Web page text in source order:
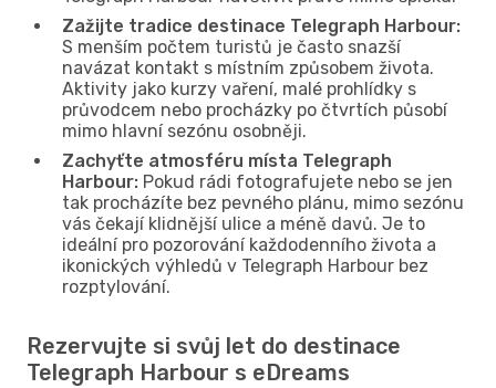
Zažijte tradice destinace Telegraph Harbour:
S menším počtem turistů je často snazší
navázat kontakt s místním způsobem života.
Aktivity jako kurzy vaření, malé prohlídky s
průvodcem nebo procházky po čtvrtích působí
mimo hlavní sezónu osobněji.
Zachyťte atmosféru místa Telegraph
Harbour: Pokud rádi fotografujete nebo se jen
tak procházíte bez pevného plánu, mimo sezónu
vás čekají klidnější ulice a méně davů. Je to
ideální pro pozorování každodenního života a
ikonických výhledů v Telegraph Harbour bez
rozptylování.
Rezervujte si svůj let do destinace
Telegraph Harbour s eDreams